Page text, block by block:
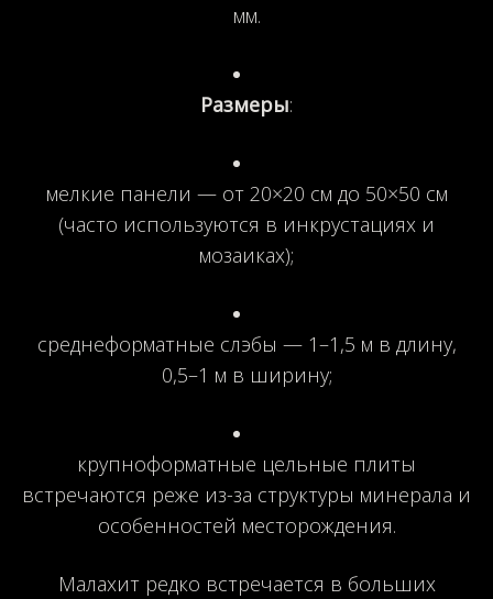
мм.
Размеры:
мелкие панели — от 20×20 см до 50×50 см
(часто используются в инкрустациях и
мозаиках);
среднеформатные слэбы — 1–1,5 м в длину,
0,5–1 м в ширину;
крупноформатные цельные плиты
встречаются реже из-за структуры минерала и
особенностей месторождения.
Малахит редко встречается в больших